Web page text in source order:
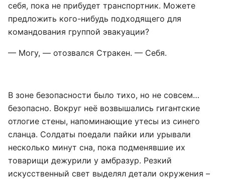
себя, пока не прибудет транспортник. Можете
предложить кого-нибудь подходящего для
командования группой эвакуации?
— Могу, — отозвался Стракен. — Себя.
В зоне безопасности было тихо, но не совсем…
безопасно. Вокруг неё возвышались гигантские
отлогие стены, напоминающие утесы из синего
сланца. Солдаты поедали пайки или урывали
несколько минут сна, пока подменявшие их
товарищи дежурили у амбразур. Резкий
искусственный свет выделял детали окружения –